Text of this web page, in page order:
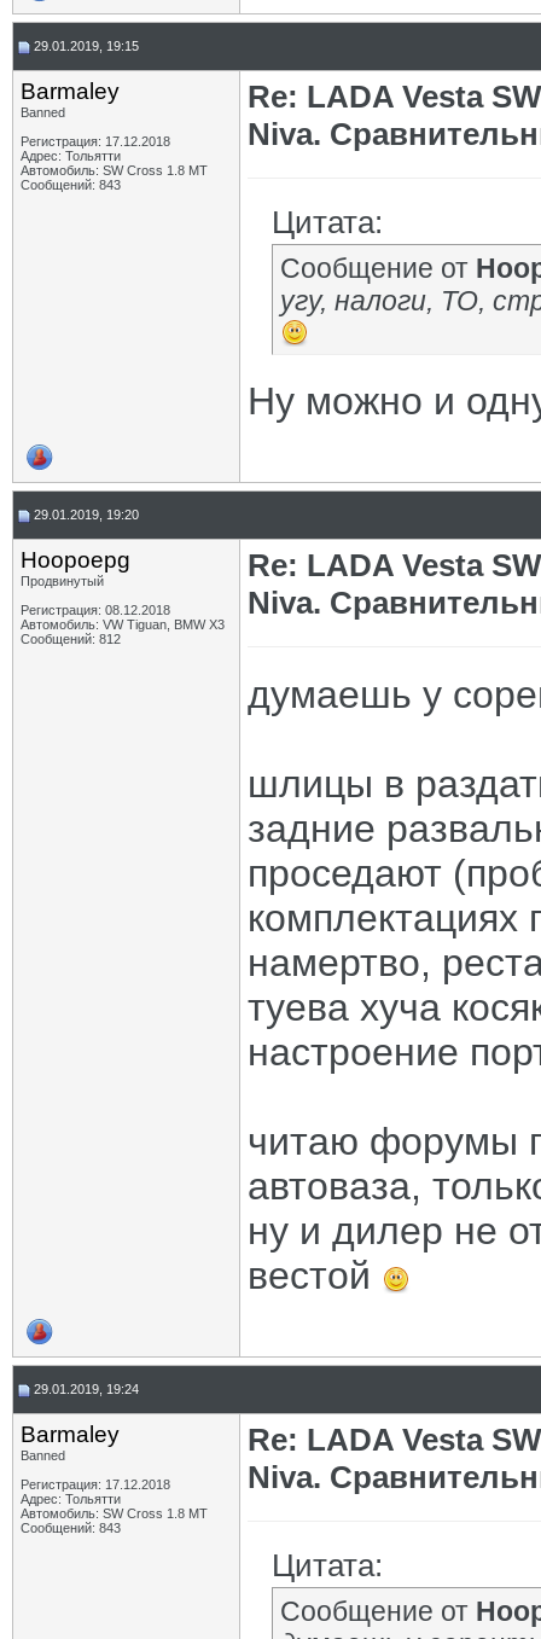
29.01.2019, 19:15
Barmaley
Banned
Регистрация: 17.12.2018
Адрес: Тольятти
Автомобиль: SW Cross 1.8 MТ
Сообщений: 843
Re: LADA Vesta
Niva.
Цитата:
Сообщение от
угу, налоги, ТО,
Ну можно и
29.01.2019, 19:20
Hoopoepg
Продвинутый
Регистрация: 08.12.2018
Автомобиль: VW Tiguan, BMW X3
Сообщений: 812
Re: LADA Vesta
Niva.
думаешь у
шлицы в
задние
проседают
комплектациях
намертво,
туева хуча
настроение
читаю форумы
автоваза,
ну и дилер не
вестой
29.01.2019, 19:24
Barmaley
Banned
Регистрация: 17.12.2018
Адрес: Тольятти
Автомобиль: SW Cross 1.8 MТ
Сообщений: 843
Re: LADA Vesta
Niva.
Цитата:
Сообщение от